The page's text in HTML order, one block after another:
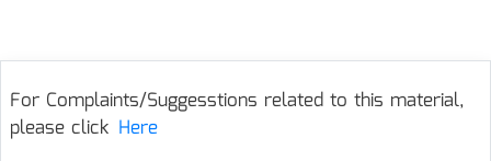
For Complaints/Suggesstions related to this material,
please click Here